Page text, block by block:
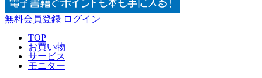
無料会員登録 ログイン
TOP
お買い物
サービス
モニター